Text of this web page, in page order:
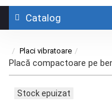
Catalog
Placi vibratoare
Placă compactoare pe
Stock epuizat